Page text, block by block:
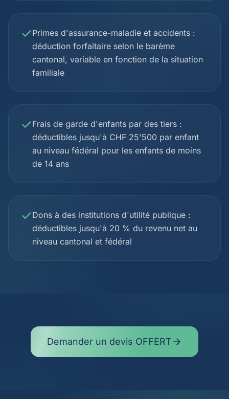
Primes d'assurance-maladie et accidents :
déduction forfaitaire selon le barème
cantonal, variable en fonction de la situation
familiale
Frais de garde d'enfants par des tiers :
déductibles jusqu'à CHF 25'500 par enfant
au niveau fédéral pour les enfants de moins
de 14 ans
Dons à des institutions d'utilité publique :
déductibles jusqu'à 20 % du revenu net au
niveau cantonal et fédéral
Demander un devis OFFERT